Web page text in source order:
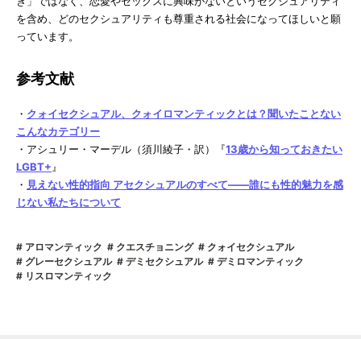
を含め、どのセクシュアリティも尊重される社会になってほしいと願
っています。
参考文献
・ クォイセクシュアル、クォイロマンティックとは？聞いたことない
こんなカテゴリー
・アシュリー・マーデル（須川綾子・訳）『13歳から知っておきたい
LGBT+ 』
・ 見えない性的指向 アセクシュアルのすべて――誰にも性的魅力を感
じない私たちについて
アロマンティック クエスチョニング
クォイセクシュアル
グレーセクシュアル
デミセクシュアル
デミロマンティック
リスロマンティック